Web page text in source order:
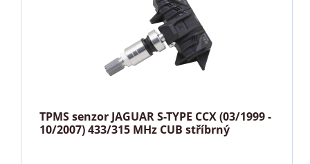
TPMS senzor JAGUAR S-TYPE CCX (03/1999 -
10/2007) 433/315 MHz CUB stříbrný